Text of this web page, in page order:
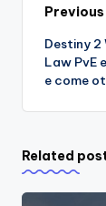
Post
Destiny 2
Law PvE
e come
Related